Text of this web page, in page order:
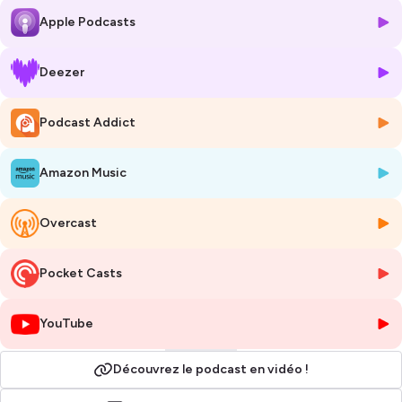
Nous sommes généalogistes successoraux. Nous recherchons des
héritiers inconnus pour leur transmettre souvent bien plus qu'un
invite à découvrir les destins hors du commun de ces hommes et de
ces femmes dont la vie a été partiellement révélée après leur mort.
Fondée en 1894,Coutot-Roehrig
est la première société européenne
roehrig.com/
Suivez nous sur Instagram (@coutot_roehrig_fr), TikTok
(@coutot_roehrig), Twitter (@Coutot_Roehrig), Linkedin (coutot-
roehrig) et Facebook (@coutotroehrig)
héritage • patrimoine et généalogie • quête d'héritiers • histoires de
vie • révélations de famille • généalogie successorale • enquêtes de
succession
Hébergé par Ausha. Visitezausha.co/politique-de-confidentialite
Apple Podcasts
Deezer
Podcast Addict
Amazon Music
Overcast
Pocket Casts
YouTube
Découvrez le podcast en vidéo !